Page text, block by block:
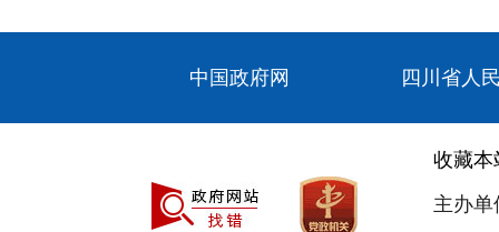
中国政府网 四川省人
收藏本
主办